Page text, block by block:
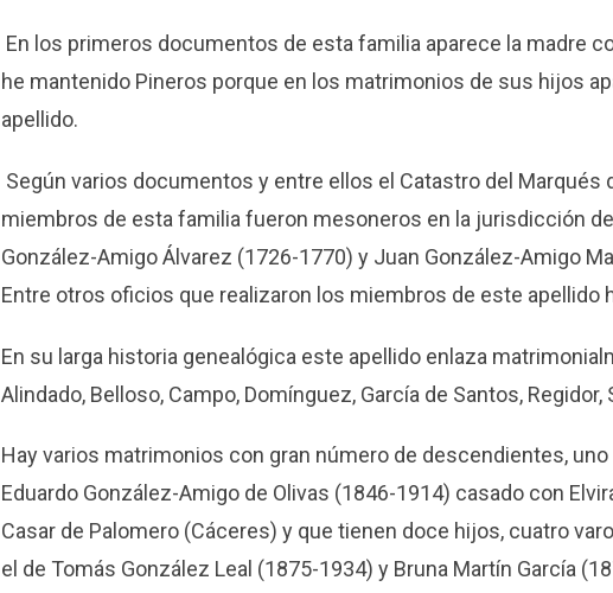
En los primeros documentos de esta familia aparece la madre
he mantenido Pineros porque en los matrimonios de sus hijos
apellido.
Según varios documentos y entre ellos el Catastro del Marqués
miembros de esta familia fueron mesoneros en la jurisdicción
González-Amigo Álvarez (1726-1770) y Juan González-Amigo
Entre otros oficios que realizaron los miembros de este apellido
En su larga historia genealógica este apellido enlaza
Alindado, Belloso, Campo, Domínguez, García de Santos, Regidor,
Hay varios matrimonios con gran número de descendientes,
Eduardo González-Amigo de Olivas (1846-1914) casado con
Casar de Palomero (Cáceres) y que tienen doce hijos, cuatro
el de Tomás González Leal (1875-1934) y Bruna Martín García